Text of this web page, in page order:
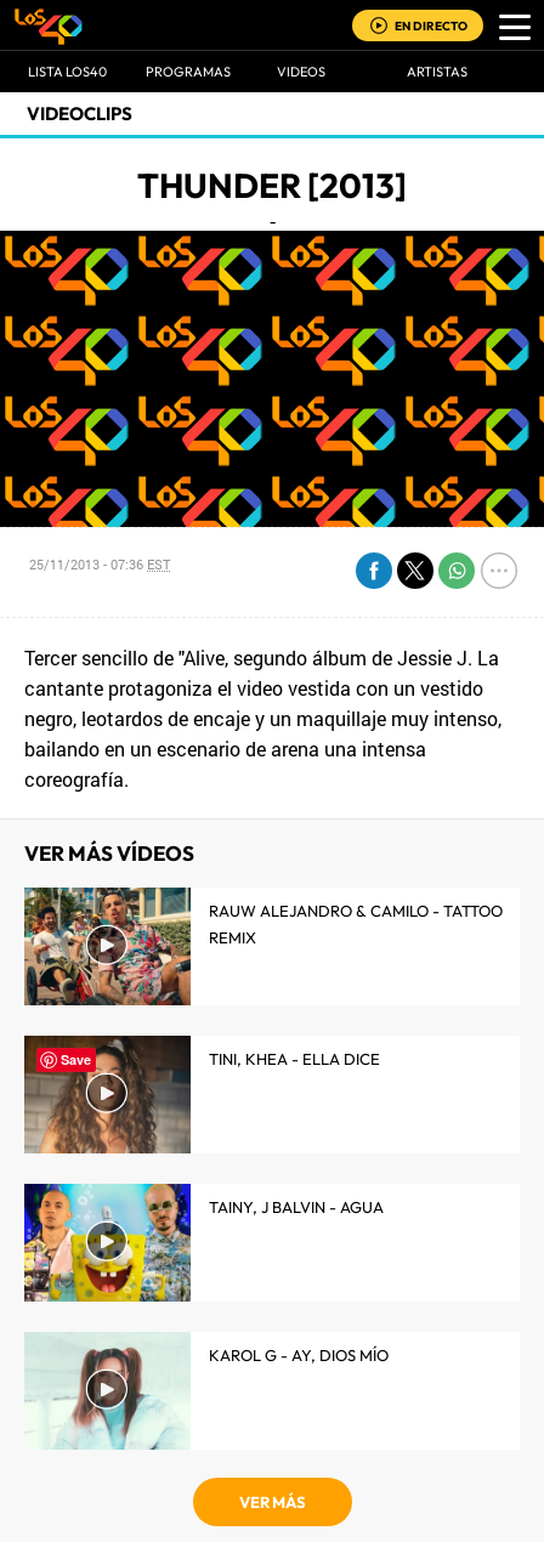
EN DIRECTO
LISTA LOS40 PROGRAMAS VIDEOS ARTISTAS
VIDEOCLIPS
THUNDER [2013]
-
25/11/2013 - 07:36 EST
Tercer sencillo de "Alive, segundo álbum de Jessie J. La
cantante protagoniza el video vestida con un vestido
negro, leotardos de encaje y un maquillaje muy intenso,
bailando en un escenario de arena una intensa
coreografía.
VER MÁS VÍDEOS
RAUW ALEJANDRO & CAMILO - TATTOO
REMIX
TINI, KHEA - ELLA DICE
TAINY, J BALVIN - AGUA
KAROL G - AY, DIOS MÍO
VER MÁS
Save